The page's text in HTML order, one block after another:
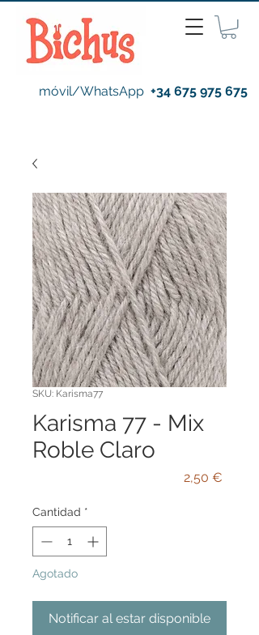
móvil/WhatsApp +34 675 975 675
SKU: Karisma77
Karisma 77 - Mix
Roble Claro
2,50 €
Cantidad *
Agotado
Notificar al estar disponible